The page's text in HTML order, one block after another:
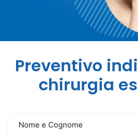
Preventivo
chirurgia